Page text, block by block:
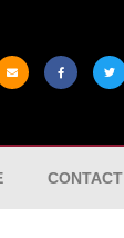
CONTACT